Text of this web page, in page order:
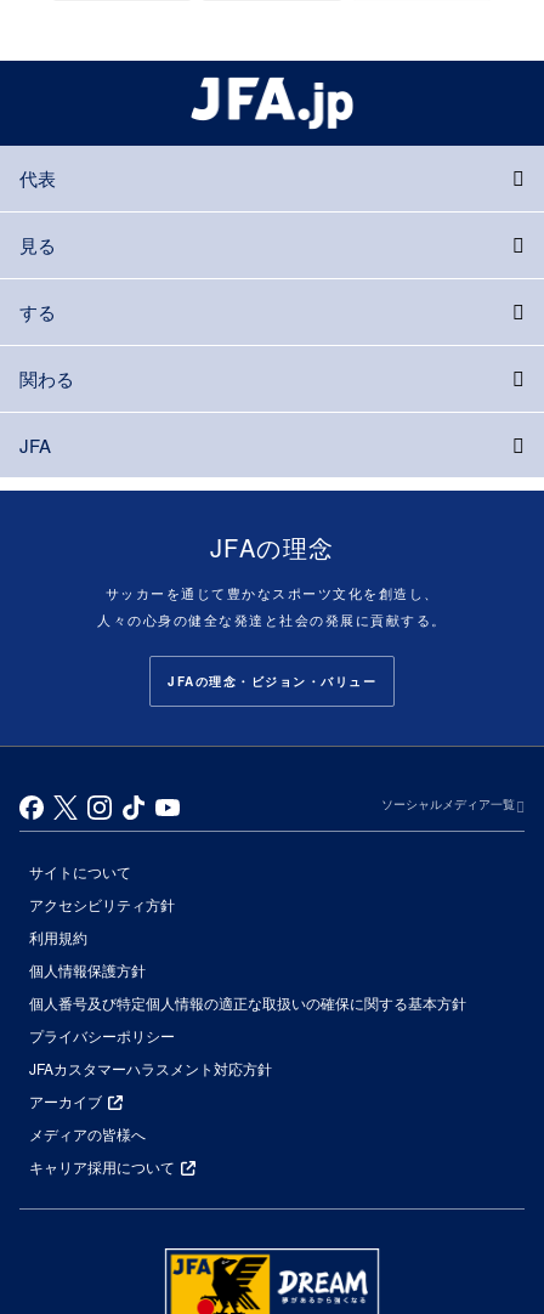
代表
見る
する
関わる
JFA
JFAの理念
サッカーを通じて豊かなスポーツ文化を創造し、
人々の心身の健全な発達と社会の発展に貢献する。
JFAの理念・ビジョン・バリュー
ソーシャルメディア一覧
サイトについて
アクセシビリティ方針
利用規約
個人情報保護方針
個人番号及び特定個人情報の適正な取扱いの確保に関する基本方針
プライバシーポリシー
JFAカスタマーハラスメント対応方針
アーカイブ
メディアの皆様へ
キャリア採用について